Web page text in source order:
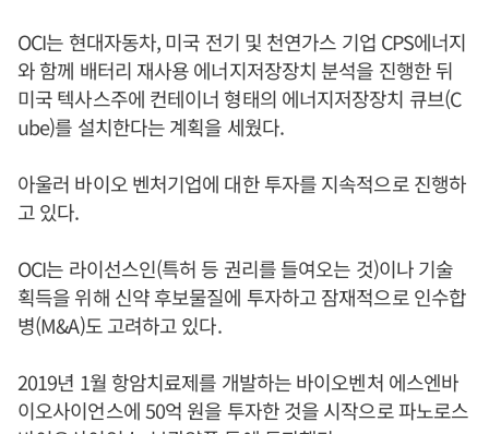
OCI는 현대자동차, 미국 전기 및 천연가스 기업 CPS에너지
와 함께 배터리 재사용 에너지저장장치 분석을 진행한 뒤
미국 텍사스주에 컨테이너 형태의 에너지저장장치 큐브(C
ube)를 설치한다는 계획을 세웠다.
아울러 바이오 벤처기업에 대한 투자를 지속적으로 진행하
고 있다.
OCI는 라이선스인(특허 등 권리를 들여오는 것)이나 기술
획득을 위해 신약 후보물질에 투자하고 잠재적으로 인수합
병(M&A)도 고려하고 있다.
2019년 1월 항암치료제를 개발하는 바이오벤처 에스엔바
이오사이언스에 50억 원을 투자한 것을 시작으로 파노로스